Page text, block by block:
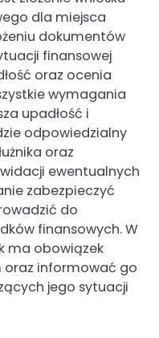
dla miejsca
dokumentów
finansowej
oraz ocenia
wymagania
upadłość i
odpowiedzialny
oraz
ewentualnych
zabezpieczyć
do
finansowych. W
ma obowiązek
oraz informować go
jego sytuacji